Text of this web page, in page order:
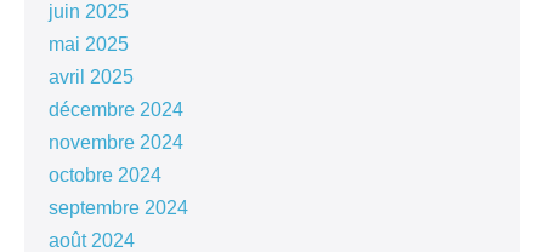
juin 2025
mai 2025
avril 2025
décembre 2024
novembre 2024
octobre 2024
septembre 2024
août 2024